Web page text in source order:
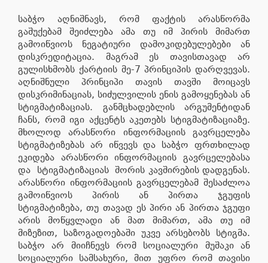
საბჭო აღნიშნავს, რომ ფაქტის არასწორმა
გაშუქებამ შეიძლება ამა თუ იმ პირის მიმართ
გამოიწვიოს ნეგატიური დამოკიდებულებები ან
დისკრედიტაცია. მაგრამ ეს თავისთავად არ
გულისხმობს ქარტიის მე-7 პრინციპის დარღვევას.
აღნიშნული პრინციპი თავის თავში მოიცავს
დისკრიმინაციას, სიძულვილის ენის გამოყენებას ან
სტიგმატიზაციას. განმცხადებლის არგუმენტიდან
ჩანს, რომ იგი აქცენტს აკეთებს სტიგმატიზაციაზე.
მხოლოდ არასწორი ინფორმაციის გავრცელება
სტიგმატიზებას არ იწვევს და საბჭო ფრთხილად
ეკიდება არასწორი ინფორმაციის გავრცელებასა
და სტიგმატიზაციას შორის კავშირების დადგენას.
არასწორი ინფორმაციის გავრცელებამ შესაძლოა
გამოიწვიოს პირის ან პირთა ჯგუფის
სტიგმატიზება, თუ თავად ეს პირი ან პირთა ჯგუფი
არის მოწყვლადი ან მათ მიმართ, ამა თუ იმ
მიზეზით, საზოგადოებაში უკვე არსებობს სტიგმა.
საბჭო არ მიიჩნევს რომ სოციალური მუშაკი ან
სოციალური სამსახური, მით უფრო რომ თავისი